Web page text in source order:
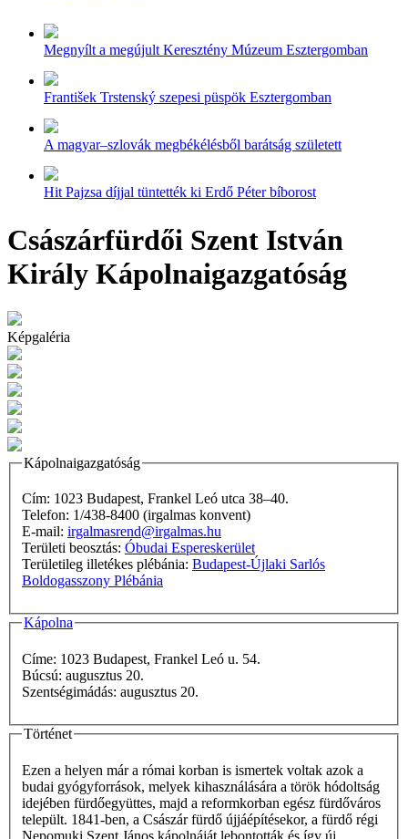
Megnyílt a megújult Keresztény Múzeum Esztergomban
František Trstenský szepesi püspök Esztergomban
A magyar–szlovák megbékélésből barátság született
Hit Pajzsa díjjal tüntették ki Erdő Péter bíborost
Császárfürdői Szent István
Király Kápolnaigazgatóság
Képgaléria
Kápolnaigazgatóság
Cím: 1023 Budapest, Frankel Leó utca 38–40.
Telefon: 1/438-8400 (irgalmas konvent)
E-mail: irgalmasrend@irgalmas.hu
Területi beosztás: Óbudai Espereskerület
Területileg illetékes plébánia: Budapest-Újlaki Sarlós
Boldogasszony Plébánia
Kápolna
Címe: 1023 Budapest, Frankel Leó u. 54.
Búcsú: augusztus 20.
Szentségimádás: augusztus 20.
Történet
Ezen a helyen már a római korban is ismertek voltak azok a
budai gyógyforrások, melyek kihasználására a török hódoltság
idejében fürdőegyüttes, majd a reformkorban egész fürdőváros
települt. 1841-ben, a Császár fürdő újjáépítésekor, a fürdő régi
Nepomuki Szent János kápolnáját lebontották és így új